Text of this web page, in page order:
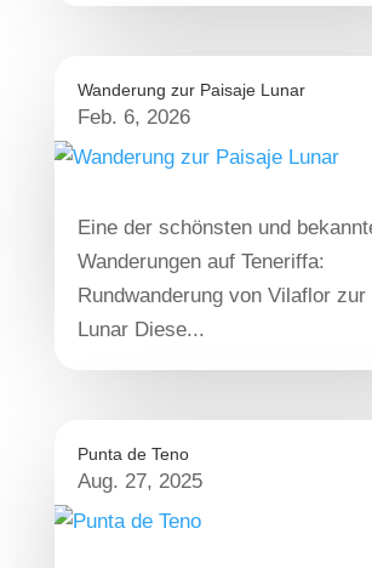
Wanderung zur Paisaje Lunar
Feb. 6, 2026
Eine der schönsten und
Wanderungen auf Teneriffa:
Rundwanderung von Vilaflor zur
Lunar Diese...
Punta de Teno
Aug. 27, 2025